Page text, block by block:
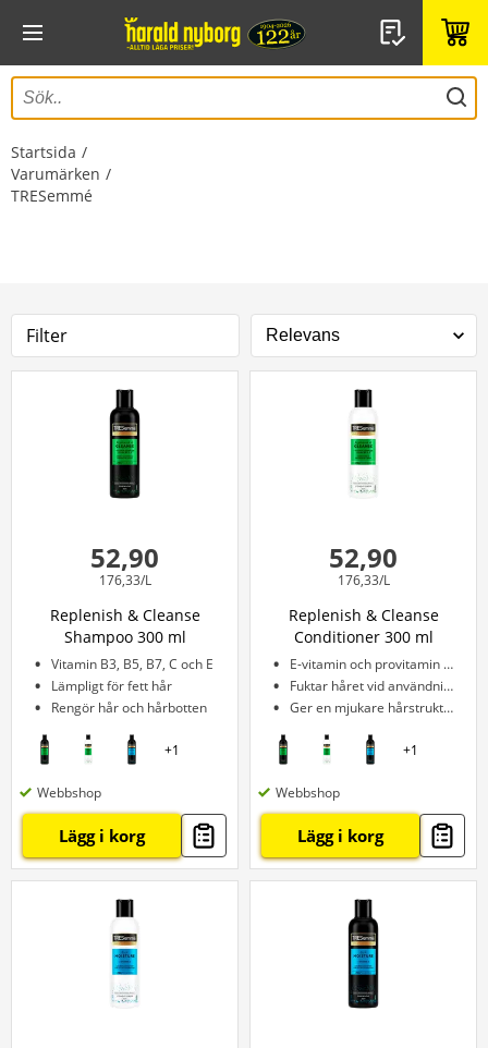
Startsida
Varumärken
TRESemmé
Filter
52,90
176,33/L
Replenish & Cleanse
Shampoo 300 ml
Vitamin B3, B5, B7, C och E
Lämpligt för fett hår
Rengör hår och hårbotten
+1
Webbshop
Lägg i korg
52,90
176,33/L
Replenish & Cleanse
Conditioner 300 ml
E-vitamin och provitamin B5
Fuktar håret vid användning
Ger en mjukare hårstruktur
+1
Webbshop
Lägg i korg